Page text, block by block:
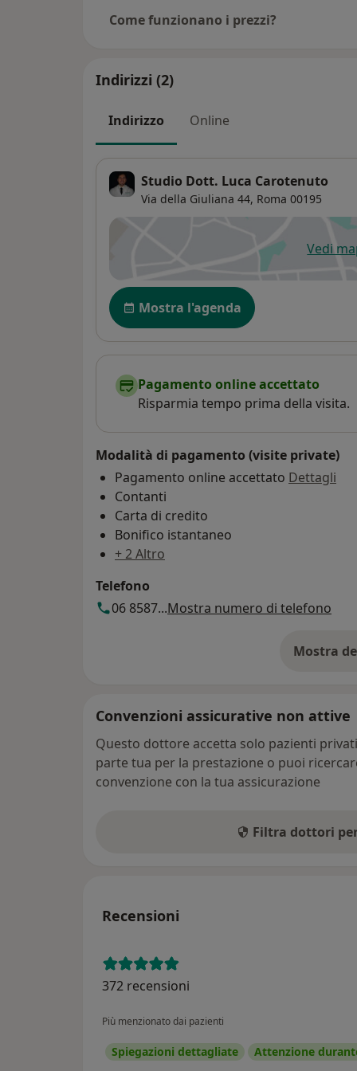
Come funzionano i prezzi?
Indirizzi (2)
Indirizzo Online
Studio Dott. Luca Carotenuto
Via della Giuliana 44, Roma 00195
Vedi si
Disponibilità
Mostra l'agenda
Pagamento online accettato
Risparmia tempo prima della visita.
Modalità di pagamento (visite private)
Pagamento online accettato Dettagli
Contanti
Carta di credito
Bonifico istantaneo
+ 2 Altro
Telefono
06 8587...Mostra numero di telefono
Mostra
Convenzioni assicurative non attive
Questo dottore accetta solo pazienti
parte tua per la prestazione o puoi
convenzione con la tua assicurazione
Filtra dottori
Recensioni
372 recensioni
Più menzionato dai pazienti
Spiegazioni dettagliate Attenzione